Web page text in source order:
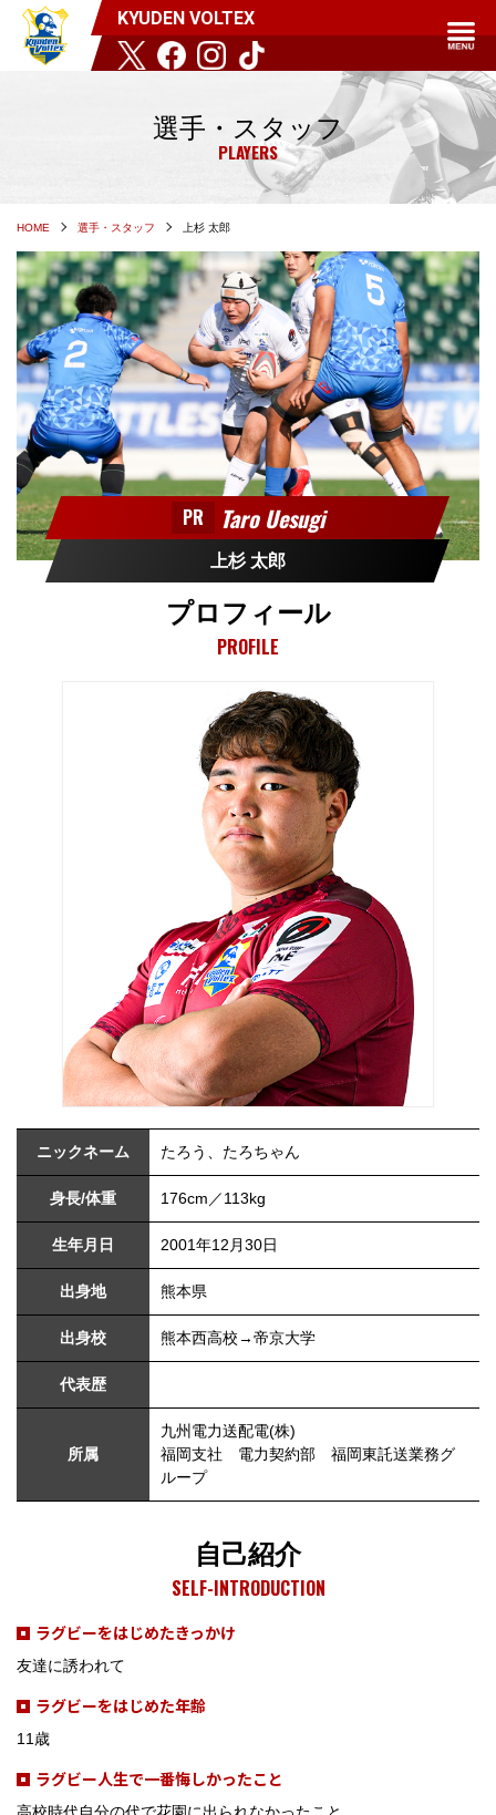
KYUDEN VOLTEX
選手・スタッフ
PLAYERS
HOME 選手・スタッフ 上杉 太郎
PR Taro Uesugi
上杉 太郎
プロフィール
PROFILE
ニックネーム たろう、たろちゃん
身長/体重 176cm／113kg
生年月日 2001年12月30日
出身地 熊本県
出身校 熊本西高校→帝京大学
代表歴
所属
九州電力送配電(株)
福岡支社 電力契約部 福岡東託送業務グ
ループ
自己紹介
SELF-INTRODUCTION
ラグビーをはじめたきっかけ
友達に誘われて
ラグビーをはじめた年齢
11歳
ラグビー人生で一番悔しかったこと